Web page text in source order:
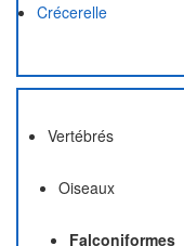
Crécerelle
Vertébrés
Oiseaux
Falconiformes